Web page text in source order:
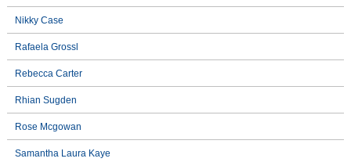
Nikky Case
Rafaela Grossl
Rebecca Carter
Rhian Sugden
Rose Mcgowan
Samantha Laura Kaye